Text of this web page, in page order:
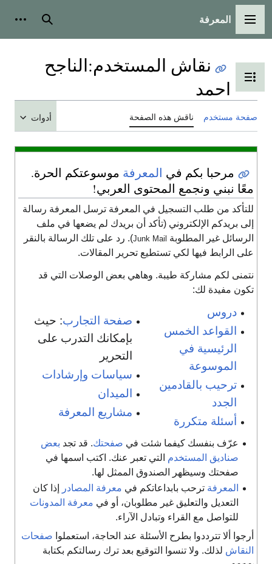
القائمة الرئيسية
المعرفة بحث
تبديل عرض جدول المحتويات
نقاش المستخدم:الناجح
احمد
مستخدم ناقش هذه الصفحة
مرحبا بكم في المعرفةموسوعتكم الحرة.
نبني ونجمع المحتوى العربي!
من طلب التسجيل في المعرفة ترسل المعرفة رسالة
بريدكم الإلكتروني (تأكد أن بريدك لم يضعها في ملف
غير المطلوبةJunk Mail ). رد على تلك الرسالة بالنقر
الرابط فيها لكي تستطيع تحرير المقالات.
لكم مشاركة طيبة. وهاهي بعض الوصلات التي قد
مفيدة لك:
دروس
القواعد الخمس
الرئيسية في
الموسوعة
ترحيب بالقادمين
الجدد
أسئلة متكررة
صفحة التجارب: حيث
بإمكانك التدرب على
التحرير
سياسات وإرشادات
الميدان
مشاريع المعرفة
عرّف بنفسك كيفما شئت فيصفحتك. قد تجدبعض
صناديق المستخدمالتي تعبر عنك. اكتب اسمها في
صفحتك وسيظهر الصندوق الممثل لها.
المعرفةترحب بابداعاتكم فيمعرفة المصادرإذا كان
التعديل والتعليق غير مطلوبان، أو فيمعرفة المدونات
للتواصل مع القراء وتبادل الآراء.
ألا تترددوا بطرح الأسئلة عند الحاجة، استعملواصفحات
لذلك. ولا تنسوا التوقيع بعد ترك رسالتكم بكتابة